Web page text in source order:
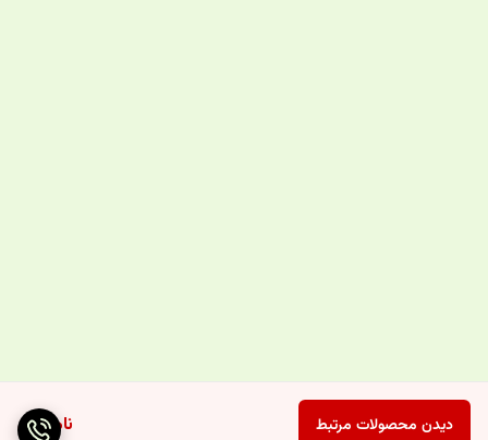
ناموجود دیدن محصولات مرتبط